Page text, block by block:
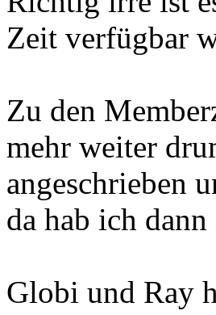
Zeit verfügbar
Zu den
mehr weiter
angeschrieben
da hab ich
Globi und Ray